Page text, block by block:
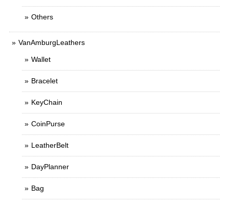
Others
VanAmburgLeathers
Wallet
Bracelet
KeyChain
CoinPurse
LeatherBelt
DayPlanner
Bag